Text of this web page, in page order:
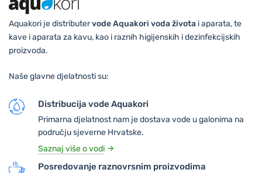
Aquakori je distributervode Aquakori voda života i aparata, te
kave i aparata za kavu, kao i raznih higijenskih i dezinfekcijskih
proizvoda.
Naše glavne djelatnosti su:
Distribucija vode Aquakori
Primarna djelatnost nam je dostava vode u galonima na
području sjeverne Hrvatske.
Saznaj više o vodi
Posredovanje raznovrsnim proizvodima